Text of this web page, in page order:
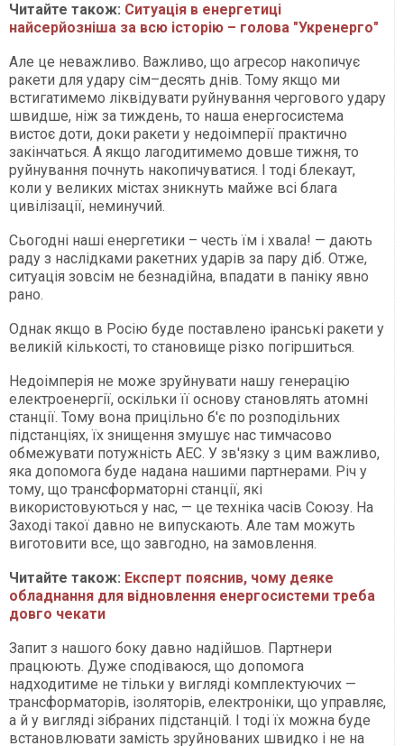
Читайте також: Ситуація в енергетиці
найсерйозніша за всю історію – голова "Укренерго"
Але це неважливо. Важливо, що агресор накопичує
ракети для удару сім–десять днів. Тому якщо ми
встигатимемо ліквідувати руйнування чергового удару
швидше, ніж за тиждень, то наша енергосистема
вистоє доти, доки ракети у недоімперії практично
закінчаться. А якщо лагодитимемо довше тижня, то
руйнування почнуть накопичуватися. І тоді блекаут,
коли у великих містах зникнуть майже всі блага
цивілізації, неминучий.
Сьогодні наші енергетики – честь їм і хвала! — дають
раду з наслідками ракетних ударів за пару діб. Отже,
ситуація зовсім не безнадійна, впадати в паніку явно
рано.
Однак якщо в Росію буде поставлено іранські ракети у
великій кількості, то становище різко погіршиться.
Недоімперія не може зруйнувати нашу генерацію
електроенергії, оскільки її основу становлять атомні
станції. Тому вона прицільно б'є по розподільних
підстанціях, їх знищення змушує нас тимчасово
обмежувати потужність АЕС. У зв'язку з цим важливо,
яка допомога буде надана нашими партнерами. Річ у
тому, що трансформаторні станції, які
використовуються у нас, — це техніка часів Союзу. На
Заході такої давно не випускають. Але там можуть
виготовити все, що завгодно, на замовлення.
Читайте також: Експерт пояснив, чому деяке
обладнання для відновлення енергосистеми треба
довго чекати
Запит з нашого боку давно надійшов. Партнери
працюють. Дуже сподіваюся, що допомога
надходитиме не тільки у вигляді комплектуючих —
трансформаторів, ізоляторів, електроніки, що управляє,
а й у вигляді зібраних підстанцій. І тоді їх можна буде
встановлювати замість зруйнованих швидко і не на